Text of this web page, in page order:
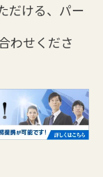
だける、パー
わせくださ